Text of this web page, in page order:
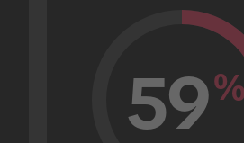
59%